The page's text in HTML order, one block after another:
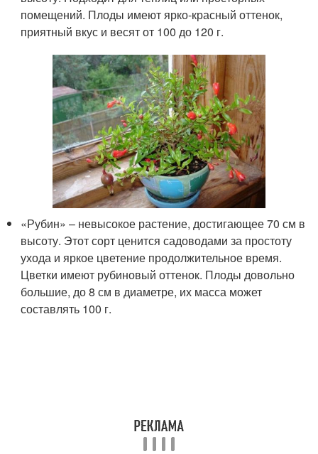
помещений. Плоды имеют ярко-красный оттенок,
приятный вкус и весят от 100 до 120 г.
«Рубин» – невысокое растение, достигающее 70 см в
высоту. Этот сорт ценится садоводами за простоту
ухода и яркое цветение продолжительное время.
Цветки имеют рубиновый оттенок. Плоды довольно
большие, до 8 см в диаметре, их масса может
составлять 100 г.